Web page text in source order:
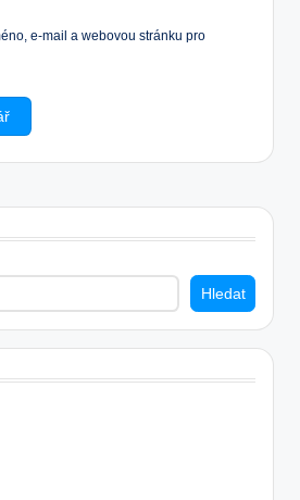
e-mail a webovou stránku pro
Hledat